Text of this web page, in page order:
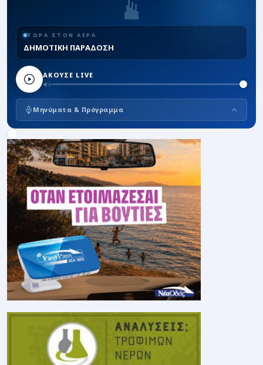
ΤΩΡΑ ΣΤΟΝ ΑΕΡΑ
ΔΗΜΟΤΙΚΗ ΠΑΡΑΔΟΣΗ
ΑΚΟΥΣΕ LIVE
Μηνύματα & Πρόγραμμα